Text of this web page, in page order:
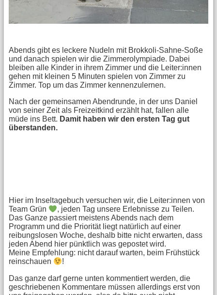
Abends gibt es leckere Nudeln mit Brokkoli-Sahne-Soße
und danach spielen wir die Zimmerolympiade. Dabei
bleiben alle Kinder in ihrem Zimmer und die Leiter:innen
gehen mit kleinen 5 Minuten spielen von Zimmer zu
Zimmer. Top um das Zimmer kennenzulernen.
Nach der gemeinsamen Abendrunde, in der uns Daniel
von seiner Zeit als Freizeitkind erzählt hat, fallen alle
müde ins Bett. Damit haben wir den ersten Tag gut
überstanden.
Hier im Inseltagebuch versuchen wir, die Leiter:innen von
Team Grün
, jeden Tag unsere Erlebnisse zu Teilen.
Das Ganze passiert meistens Abends nach dem
Programm und die Priorität liegt natürlich auf einer
reibungslosen Woche, deshalb bitte nicht erwarten, dass
jeden Abend hier pünktlich was gepostet wird.
Meine Empfehlung: nicht darauf warten, beim Frühstück
reinschauen
!
Das ganze darf gerne unten kommentiert werden, die
geschriebenen Kommentare müssen allerdings erst von